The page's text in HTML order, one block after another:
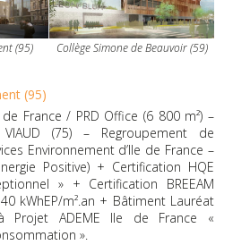
(95) Collège Simone de Beauvoir (59)
(95)
France / PRD Office (6 800 m²) –
VIAUD (75) – Regroupement de
Environnement d’Ile de France –
Positive) + Certification HQE
» + Certification BREEAM
kWhEP/m².an + Bâtiment Lauréat
Projet ADEME Ile de France «
».